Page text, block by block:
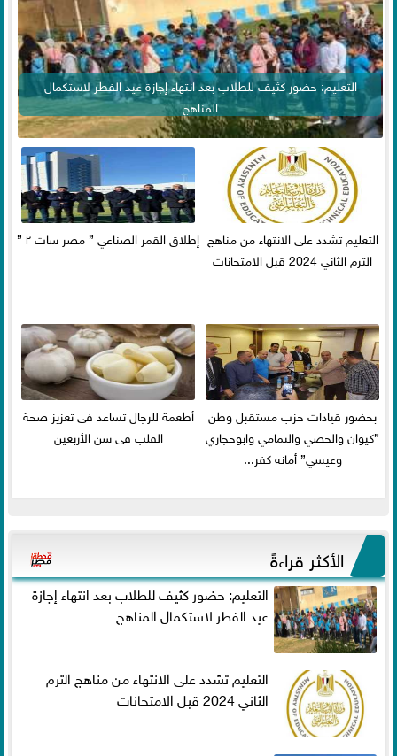
التعليم: حضور كثيف للطلاب بعد انتهاء إجازة عيد الفطر لاستكمال
المناهج
التعليم تشدد على الانتهاء من مناهج
الترم الثاني 2024 قبل الامتحانات
إطلاق القمر الصناعي ” مصر سات ٢ ”
بحضور قيادات حزب مستقبل وطن
”كيوان والحصي والتمامي وابوحجازي
وعيسي” أمانه كفر...
أطعمة للرجال تساعد فى تعزيز صحة
القلب فى سن الأربعين
الأكثر قراءةً
التعليم: حضور كثيف للطلاب بعد انتهاء إجازة
عيد الفطر لاستكمال المناهج
التعليم تشدد على الانتهاء من مناهج الترم
الثاني 2024 قبل الامتحانات